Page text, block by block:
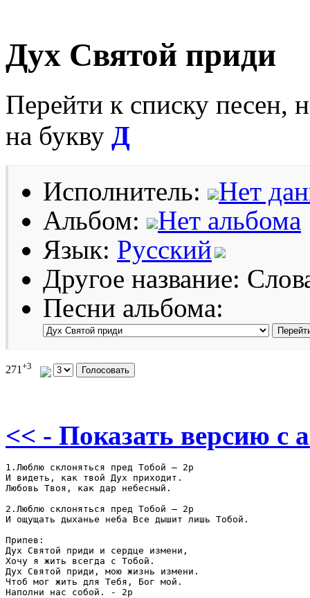
Дух Святой приди
Перейти к списку песен,
на букву Д
Исполнитель:
Нет
Альбом:
Нет альбома
Язык: Русский
Другое название:
Песни альбома:
271 +3
<< - Показать версию c
1.Люблю склоняться пред Тобой – 2р
И видеть, как твой Дух приходит.
Любовь Твоя, как дар небесный.
2.Люблю склоняться пред Тобой – 2р
И ощущать дыханье неба Все дышит лишь Тобой.
Припев:
Дух Святой приди и сердце измени,
Хочу я жить всегда с Тобой.
Дух Святой приди, мою жизнь измени.
Чтоб мог жить для Тебя, Бог мой.
Наполни нас собой. - 2p